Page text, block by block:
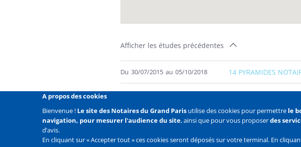
Afficher les études précédentes
Du 30/07/2015 au 05/10/2018 14 PYRAMIDES
Liens
Mentions légales
Liens
Accueil Contact Plan du site
A propos des cookies
Bienvenue ! Le site des Notaires du Grand Paris utilise des cookies pour permettre le
navigation, pour mesurer l'audience du site, ainsi que pour vous proposerdes
d’avis.
En cliquant sur « Accepter tout » ces cookies seront déposés sur votre terminal. En